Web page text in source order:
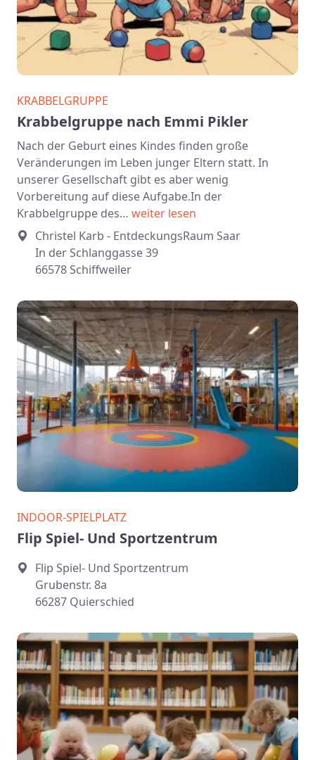
KRABBELGRUPPE
Krabbelgruppe nach Emmi Pikler
Nach der Geburt eines Kindes finden große
Veränderungen im Leben junger Eltern statt. In
unserer Gesellschaft gibt es aber wenig
Vorbereitung auf diese Aufgabe.In der
Krabbelgruppe des… weiter lesen
Christel Karb - EntdeckungsRaum Saar
In der Schlanggasse 39
66578 Schiffweiler
INDOOR-SPIELPLATZ
Flip Spiel- Und Sportzentrum
Flip Spiel- Und Sportzentrum
Grubenstr. 8a
66287 Quierschied